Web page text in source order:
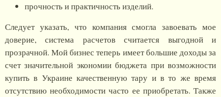
прочность и практичность изделий.
Следует указать, что компания смогла завоевать мое
доверие, система расчетов считается выгодной и
прозрачной. Мой бизнес теперь имеет большие доходы за
счет значительной экономии бюджета при возможности
купить в Украине качественную тару и в то же время
отсутствию необходимости часто ее приобретать. Также